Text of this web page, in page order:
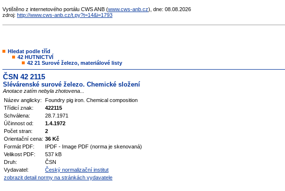
Vytištěno z internetového portálu CWS ANB (www.cws-anb.cz), dne: 08.08.2026
zdroj: http://www.cws-anb.cz/t.py?t=14&i=1793
Hledat podle tříd
42 HUTNICTVÍ
42 21 Surové železo, materiálové listy
ČSN 42 2115
Slévárenské surové železo. Chemické složení
Anotace zatím nebyla zhotovena...
Název anglicky:
Foundry pig iron. Chemical composition
Třídicí znak:
422115
Schválena:
28.7.1971
Účinnost od:
1.4.1972
Počet stran:
2
Orientační cena: 36 Kč
Formát PDF:
IPDF - Image PDF (norma je skenovaná)
Velikost PDF:
537 kB
Druh:
ČSN
Vydavatel:
Český normalizační institut
zobrazit detail normy na stránkách vydavatele